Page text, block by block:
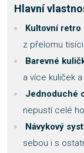
Hlavní
Kultovní retro
z přelomu
Barevné
a více kuliček
Jednoduché
nepustí celé
Návykový
sebou i s